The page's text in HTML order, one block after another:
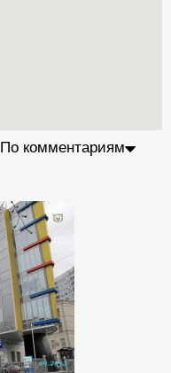
По комментариям